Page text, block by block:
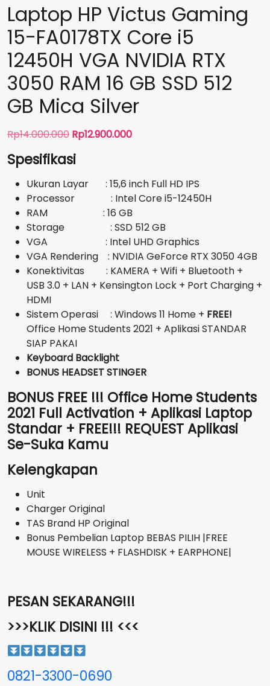
Laptop HP Victus Gaming
15-FA0178TX Core i5
12450H VGA NVIDIA RTX
3050 RAM 16 GB SSD 512
GB Mica Silver
Rp14.000.000 Harga
adalah:
Rp14.000.000.
Rp12.900.000Harga
adalah:
Rp12.900.000.
Spesifikasi
Ukuran Layar : 15,6 inch Full HD IPS
Processor : Intel Core i5-12450H
RAM : 16 GB
Storage : SSD 512 GB
VGA : Intel UHD Graphics
VGA Rendering : NVIDIA GeForce RTX 3050 4GB
Konektivitas : KAMERA + Wifi + Bluetooth +
USB 3.0 + LAN + Kensington Lock + Port Charging +
HDMI
Sistem Operasi : Windows 11 Home + FREE!
Office Home Students 2021 + Aplikasi STANDAR
SIAP PAKAI
Keyboard Backlight
BONUS HEADSET STINGER
BONUS FREE !!! Office Home Students
2021 Full Activation + Aplikasi Laptop
Standar + FREE!!! REQUEST Aplikasi
Se-Suka Kamu
Kelengkapan
Unit
Charger Original
TAS Brand HP Original
Bonus Pembelian Laptop BEBAS PILIH |FREE
MOUSE WIRELESS + FLASHDISK + EARPHONE|
PESAN SEKARANG!!!
>>>KLIK DISINI !!! <<<
0821-3300-0690